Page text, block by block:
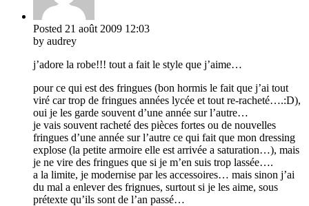
Posted 21 août 2009 12:03
by audrey
j’adore la robe!!! tout a fait le style que j’aime…
pour ce qui est des fringues (bon hormis le fait que j’ai tout
viré car trop de fringues années lycée et tout re-racheté….:D),
oui je les garde souvent d’une année sur l’autre…
je vais souvent racheté des pièces fortes ou de nouvelles
fringues d’une année sur l’autre ce qui fait que mon dressing
explose (la petite armoire elle est arrivée a saturation…), mais
je ne vire des fringues que si je m’en suis trop lassée….
a la limite, je modernise par les accessoires… mais sinon j’ai
du mal a enlever des frignues, surtout si je les aime, sous
prétexte qu’ils sont de l’an passé…